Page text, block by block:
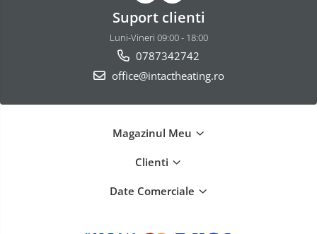
Suport clienti
Luni-Vineri 09:00 - 18:00
0787342742
office@intactheating.ro
Magazinul Meu
Clienti
Date Comerciale